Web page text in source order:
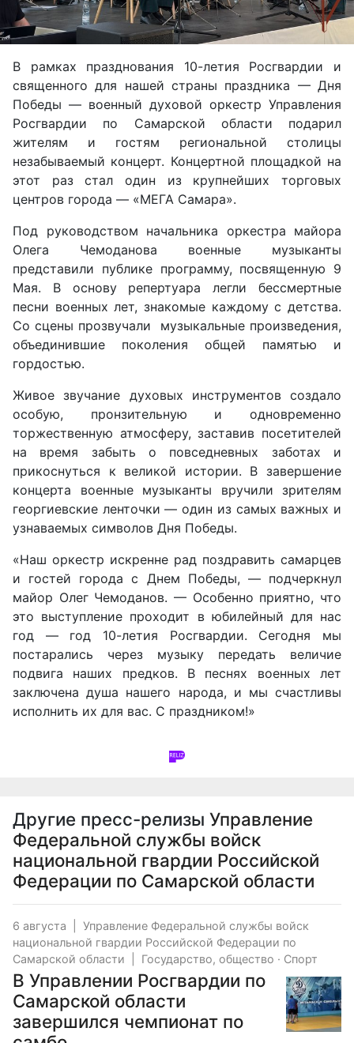
В рамках празднования 10-летия Росгвардии и
священного для нашей страны праздника — Дня
Победы — военный духовой оркестр Управления
Росгвардии по Самарской области подарил
жителям и гостям региональной столицы
незабываемый концерт. Концертной площадкой на
этот раз стал один из крупнейших торговых
центров города — «МЕГА Самара».
Под руководством начальника оркестра майора
Олега Чемоданова военные музыканты
представили публике программу, посвященную 9
Мая. В основу репертуара легли бессмертные
песни военных лет, знакомые каждому с детства.
Со сцены прозвучали музыкальные произведения,
объединившие поколения общей памятью и
гордостью.
Живое звучание духовых инструментов создало
особую, пронзительную и одновременно
торжественную атмосферу, заставив посетителей
на время забыть о повседневных заботах и
прикоснуться к великой истории. В завершение
концерта военные музыканты вручили зрителям
георгиевские ленточки — один из самых важных и
узнаваемых символов Дня Победы.
«Наш оркестр искренне рад поздравить самарцев
и гостей города с Днем Победы, — подчеркнул
майор Олег Чемоданов. — Особенно приятно, что
это выступление проходит в юбилейный для нас
год — год 10-летия Росгвардии. Сегодня мы
постарались через музыку передать величие
подвига наших предков. В песнях военных лет
заключена душа нашего народа, и мы счастливы
исполнить их для вас. С праздником!»
Другие пресс-релизы Управление
Федеральной службы войск
национальной гвардии Российской
Федерации по Самарской области
6 августа
Управление Федеральной службы войск
национальной гвардии Российской Федерации по
Самарской области
Государство, общество · Спорт
В Управлении Росгвардии по
Самарской области
завершился чемпионат по